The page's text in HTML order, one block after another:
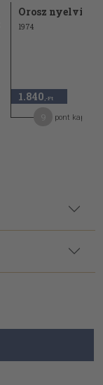
Orosz nyelvi
1974
1.840 ,-Ft
pont kapható